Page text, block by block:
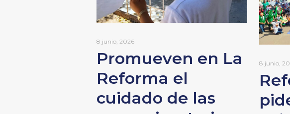
8 junio, 2026
Promueven en La
Reforma el
cuidado de las
8 junio,